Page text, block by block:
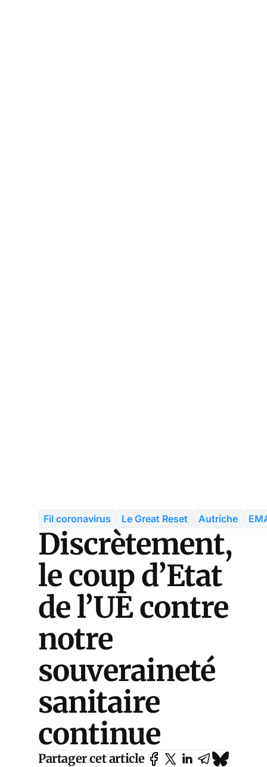
Fil coronavirus Le Great Reset Autriche
Discrètement,
le coup d’Etat
de l’UE contre
notre
souveraineté
sanitaire
continue
Partager cet article